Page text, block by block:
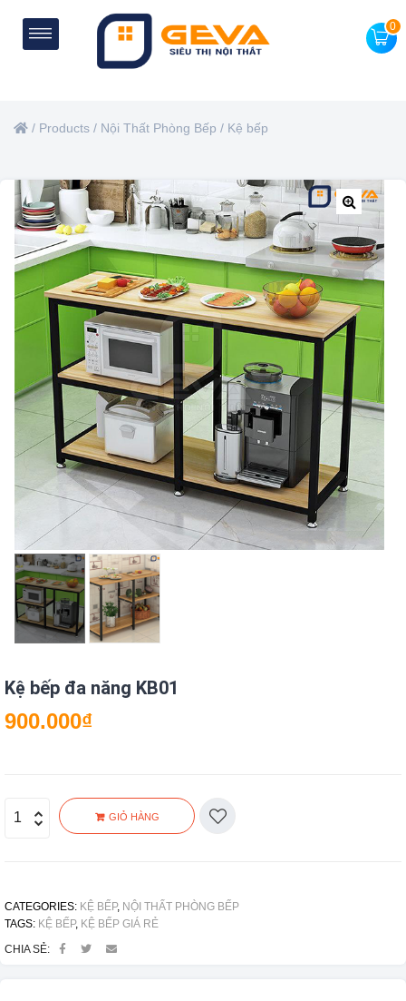
0
/ Products / Nội Thất Phòng Bếp / Kệ bếp
🔍
Kệ bếp đa năng KB01
900.000₫
GIỎ HÀNG
CATEGORIES: KỆ BẾP, NỘI THẤT PHÒNG BẾP
TAGS: KỆ BẾP, KỆ BẾP GIÁ RẺ
CHIA SẺ: